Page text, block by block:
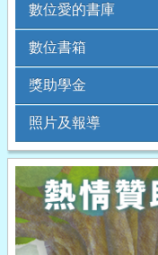
數位愛的書庫
數位書箱
獎助學金
照片及報導